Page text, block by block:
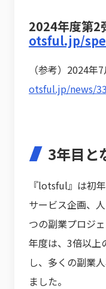
2024年度第2
otsful.jp/
（参考）2024
otsful.jp/news/
3年目と
『lotsful』は初
サービス企画、
つの副業プロジ
年度は、3倍以上
し、多くの副業
ました。